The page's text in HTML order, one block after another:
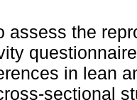
assess the
in lean
sectional